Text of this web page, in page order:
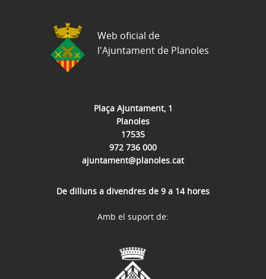
Plaça Ajuntament, 1
Planoles
17535
972 736 000
ajuntament@planoles.cat
De dilluns a divendres de 9 a 14 hores
Web oficial de
l'Ajuntament de Planoles
Amb el suport de: